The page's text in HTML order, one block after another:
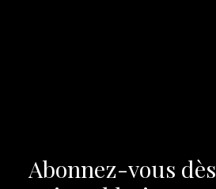
Abonnez-vous dès